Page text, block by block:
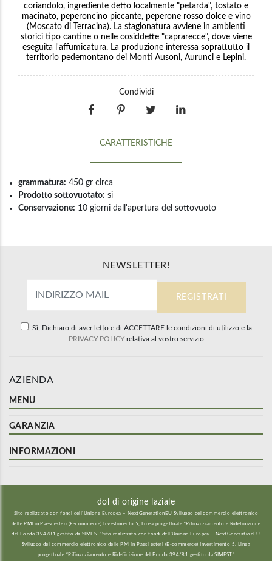
coriandolo, ingrediente detto localmente "petarda", tostato e
macinato, peperoncino piccante, peperone rosso dolce e vino
(Moscato di Terracina). La stagionatura avviene in ambienti
storici tipo cantine o nelle cosiddette "caprarecce", dove viene
eseguita l'affumicatura. La produzione interessa soprattutto il
territorio pedemontano dei Monti Ausoni, Aurunci e Lepini.
Condividi
CARATTERISTICHE
grammatura: 450 gr circa
Prodotto sottovuotato: si
Conservazione: 10 giorni dall'apertura del sottovuoto
NEWSLETTER!
Sì, Dichiaro di aver letto e di ACCETTARE le condizioni di utilizzo e la
PRIVACY POLICYrelativa al vostro servizio
AZIENDA
MENU
GARANZIA
INFORMAZIONI
dol di origine laziale
Sito realizzato con fondi dell’Unione Europea – NextGenerationEU Sviluppo del commercio elettronico
delle PMI in Paesi esteri (E-commerce) Investimento 5, Linea progettuale “Rifinanziamento e Ridefinizione
del Fondo 394/81 gestito da SIMEST”Sito realizzato con fondi dell’Unione Europea – NextGenerationEU
Sviluppo del commercio elettronico delle PMI in Paesi esteri (E-commerce) Investimento 5, Linea
progettuale “Rifinanziamento e Ridefinizione del Fondo 394/81 gestito da SIMEST”